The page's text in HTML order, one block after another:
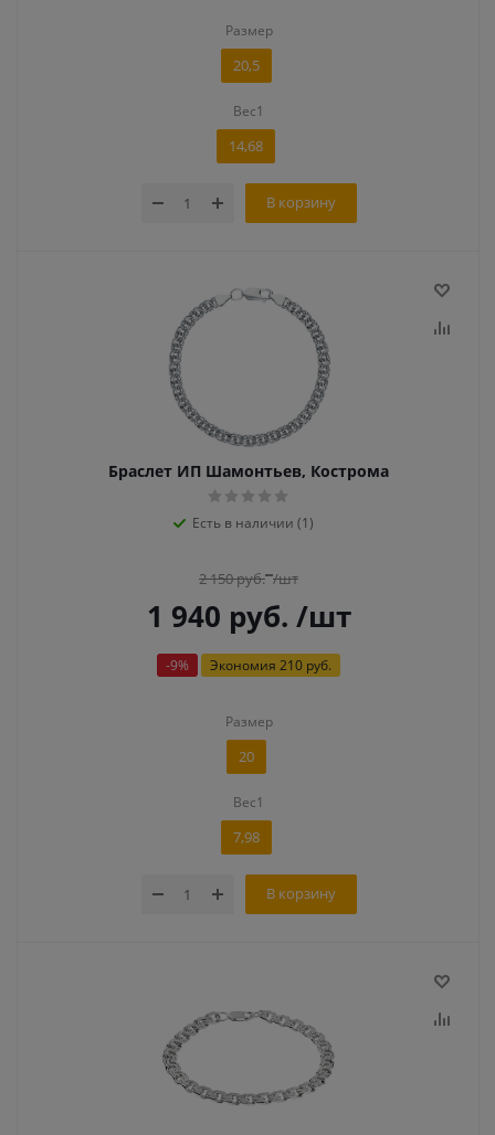
Размер
20,5
Вес1
14,68
В корзину
Браслет ИП Шамонтьев, Кострома
Есть в наличии (1)
2 150руб. /шт
1 940 руб. /шт
-9% Экономия 210 руб.
Размер
20
Вес1
7,98
В корзину